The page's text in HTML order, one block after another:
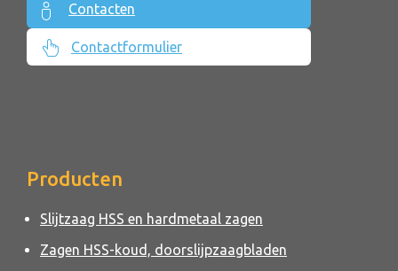
Contacten
Contactformulier
Producten
Slijtzaag HSS en hardmetaal zagen
Zagen HSS-koud, doorslijpzaagbladen